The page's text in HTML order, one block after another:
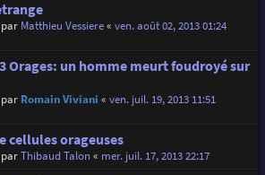
Matthieu Vessiere« ven. août 02, 2013 01:24
Orages: un homme meurt foudroyé sur
Romain Viviani « ven. juil. 19, 2013 11:51
cellules orageuses
Thibaud Talon« mer. juil. 17, 2013 22:17